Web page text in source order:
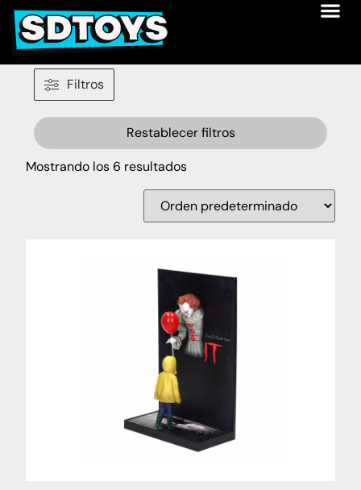
Filtros
Restablecer filtros
Mostrando los 6 resultados